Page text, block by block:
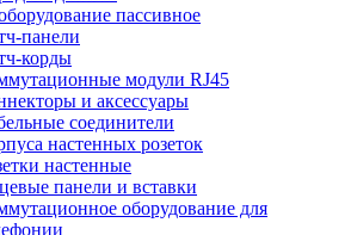
пассивное
панели
корды
модули RJ45
и аксессуары
соединители
настенных розеток
настенные
панели и вставки
оборудование для